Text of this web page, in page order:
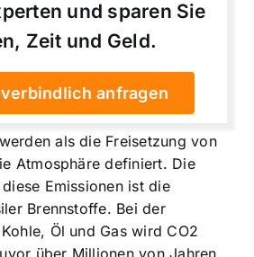
und sparen Sie
Zeit und Geld.
anfragen
als die Freisetzung von
Atmosphäre definiert. Die
Emissionen ist die
Brennstoffe. Bei der
Öl und Gas wird CO2
über Millionen von Jahren